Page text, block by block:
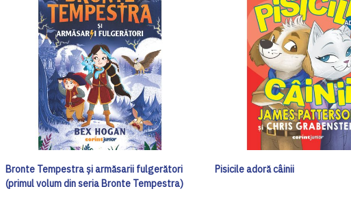
Bronte Tempestra și armăsarii fulgerători
(primul volum din seria Bronte Tempestra)
Pisicile adoră câinii